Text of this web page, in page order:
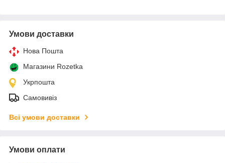
Умови доставки
Нова Пошта
Магазини Rozetka
Укрпошта
Самовивіз
Всі умови доставки
Умови оплати